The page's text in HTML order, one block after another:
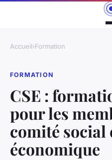
Accueil›Formation
FORMATION
CSE :
pour les
comité social
économique